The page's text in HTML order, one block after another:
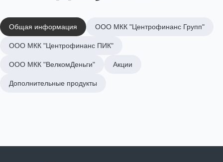
Общая информация ООО МКК "Центрофинанс Групп"
ООО МКК "Центрофинанс ПИК"
ООО МКК "ВелкомДеньги" Акции
Дополнительные продукты
предоставления
займов,
политикой
сайта,
согласие
обработку